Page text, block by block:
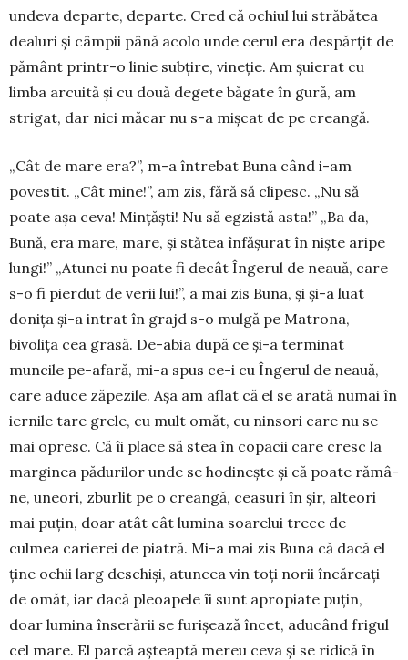
undeva departe, departe. Cred că ochiul lui străbătea
dealuri și câmpii până acolo unde cerul era despărțit de
pământ printr-o linie subțire, vine­ție. Am șuierat cu
limba arcuită și cu două degete băgate în gură, am
strigat, dar nici măcar nu s-a mișcat de pe creangă.
„Cât de mare era?”, m-a întrebat Buna când i-am
povestit. „Cât mi­ne!”, am zis, fără să clipesc. „Nu să
poate așa ceva! Mințăști! Nu să egzistă as­ta!” „Ba da,
Bună, era mare, mare, și stătea în­fă­șurat în niște aripe
lungi!” „Atunci nu poate fi de­cât Îngerul de neauă, care
s-o fi pierdut de verii lui!”, a mai zis Buna, și și-a luat
donița și-a intrat în grajd s-o mulgă pe Matrona,
bivolița cea grasă. De-abia după ce și-a terminat
muncile pe-afară, mi-a spus ce-i cu Îngerul de neauă,
care aduce zăpezile. Așa am aflat că el se arată numai în
ier­nile tare grele, cu mult omăt, cu nin­sori care nu se
mai opresc. Că îi pla­ce să stea în copacii care cresc la
marginea pădurilor unde se hodi­nește și că poate rămâ­
ne, uneori, zburlit pe o crean­gă, cea­suri în șir, alteori
mai puțin, doar atât cât lumi­na soarelui trece de
culmea carierei de piatră. Mi-a mai zis Buna că dacă el
ține ochii larg des­chiși, atuncea vin toți norii încărcați
de omăt, iar dacă pleoa­­pele îi sunt apro­pi­ate pu­țin,
doar lumina în­serării se furișează încet, aducând frigul
cel mare. El parcă aș­teaptă mereu ceva și se ridi­că în